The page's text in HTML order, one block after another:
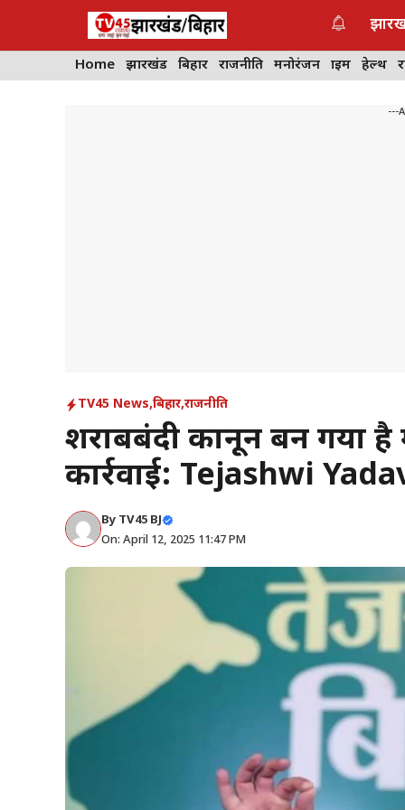
content
Home झारखंड बिहार राजनीति मनोरंजन क्राइम हेल्थ
---
TV45 News,बिहार,राजनीति
शराबबंदी कानून बन गया है
कार्रवाई: Tejashwi
By TV45 BJ
On: April 12, 2025 11:47 PM